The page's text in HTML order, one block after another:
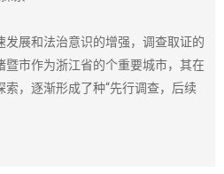
展和法治意识的增强，调查取证的
暨市作为浙江省的个重要城市，其在
，逐渐形成了种“先行调查，后续